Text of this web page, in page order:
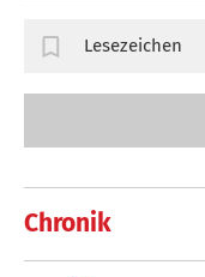
Chronik
Lesezeichen